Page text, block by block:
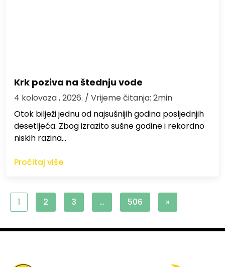
Krk poziva na štednju vode
4 kolovoza , 2026. / Vrijeme čitanja: 2min
Otok bilježi jednu od najsušnijih godina posljednjih
desetljeća. Zbog izrazito sušne godine i rekordno
niskih razina…
Pročitaj više
1 2 3 … 506 »